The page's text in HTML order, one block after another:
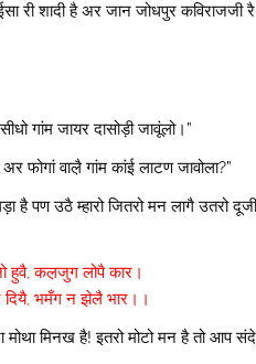
री शादी है अर जान जोधपुर
गांम जायर दासोड़ी जावूंलो।”
फोगां वाल़ै गांम कांई लाटण जावोला?”
है पण उठै म्हारो जितरो मन लागै उतरो
हुवै, कल़जुग लोपै कार।
दियै, भमँग न झेलै भार।।
मोथा मिनख है! इतरो मोटो मन है तो आप